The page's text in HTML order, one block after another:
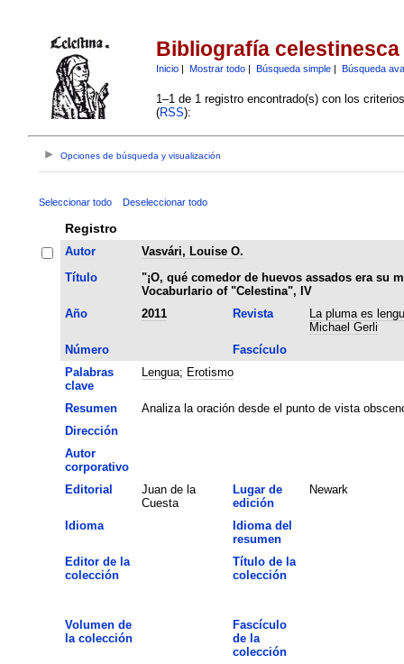
Bibliografía celestinesca
Inicio| Mostrar todo| Búsqueda simple| Búsqueda
1–1 de 1 registro encontrado(s) con los
(RSS):
Opciones de búsqueda y visualización
Seleccionar todo Deseleccionar todo
Registro
Autor
Vasvári, Louise O.
Título
"¡O, qué comedor de huevos assados era su
Vocaburlario of "Celestina", IV
Año
2011 Revista
La pluma es
Michael Gerli
Número
Fascículo
Palabras
clave
Lengua; Erotismo
Resumen
Analiza la oración desde el punto de vista
Dirección
Autor
corporativo
Editorial
Juan de la
Cuesta
Lugar de
edición
Newark
Idioma
Idioma del
resumen
Editor de la
colección
Título de la
colección
Volumen de
la colección
Fascículo
de la
colección